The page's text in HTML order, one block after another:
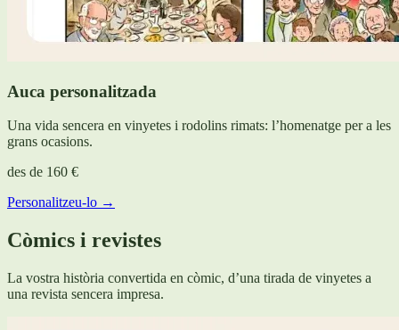
Auca personalitzada
Una vida sencera en vinyetes i rodolins rimats: l’homenatge per a les
grans ocasions.
des de 160 €
Personalitzeu-lo →
Còmics i revistes
La vostra història convertida en còmic, d’una tirada de vinyetes a
una revista sencera impresa.